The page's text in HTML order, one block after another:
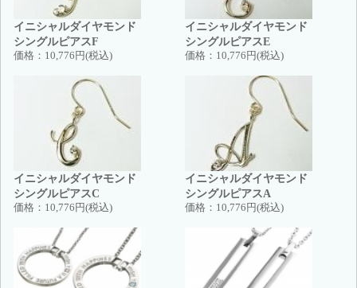
イニシャルダイヤモンド
シングルピアスF
価格： 10,776円(税込)
イニシャルダイヤモンド
シングルピアスE
価格： 10,776円(税込)
イニシャルダイヤモンド
シングルピアスC
価格： 10,776円(税込)
イニシャルダイヤモンド
シングルピアスA
価格： 10,776円(税込)